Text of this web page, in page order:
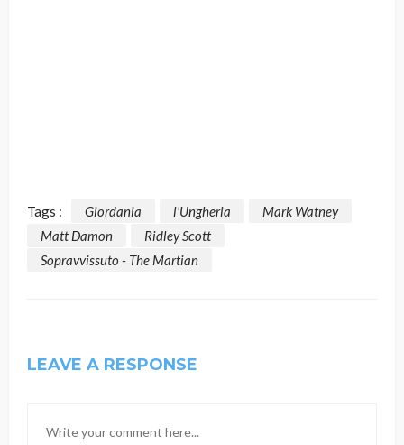
Tags : Giordania l'Ungheria
Mark Watney
Matt Damon
Ridley Scott
Sopravvissuto - The Martian
LEAVE A RESPONSE